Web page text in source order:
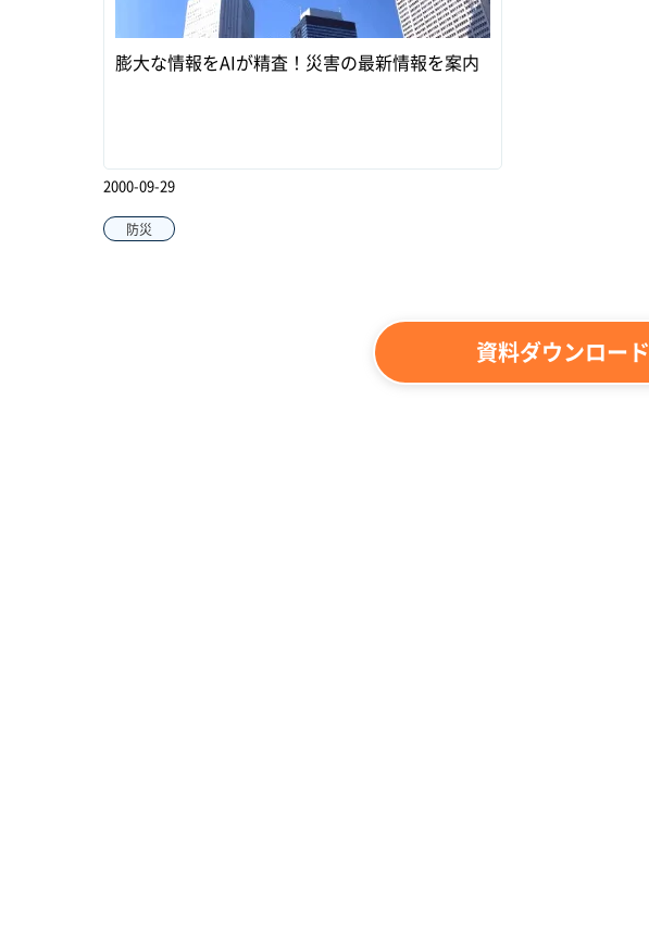
膨大な情報をAIが精査！災害の最新情報を案内
2000-09-29
防災
資料ダウンロード